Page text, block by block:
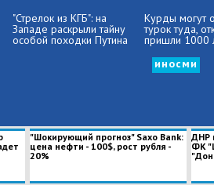
"Стрелок из КГБ": на
Западе раскрыли тайну
особой походки Путина
иносми
Курды могут
турок туда,
пришли 1000
"Шокирующий прогноз" Saxo Bank:
цена нефти - 100$, рост рубля -
20%
ДНР
ФК